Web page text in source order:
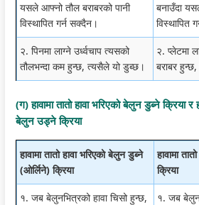
यसले आफ्नो तौल बराबरको पानी
विस्थापित गर्न सक्दैन।
बनाउँदा
विस्थापित
२. पिनमा लाग्ने उर्ध्वचाप त्यसको
तौलभन्दा कम हुन्छ, त्यसैले यो डुब्छ।
२. प्लेटमा
बराबर
(ग) हावामा तातो हावा भरिएको बेलुन डुब्ने क्रिया र
बेलुन उड्ने क्रिया
हावामा तातो हावा भरिएको बेलुन डुब्ने
(ओर्लिने) क्रिया
हावामा
क्रिया
१. जब बेलुनभित्रको हावा चिसो हुन्छ,
१. जब